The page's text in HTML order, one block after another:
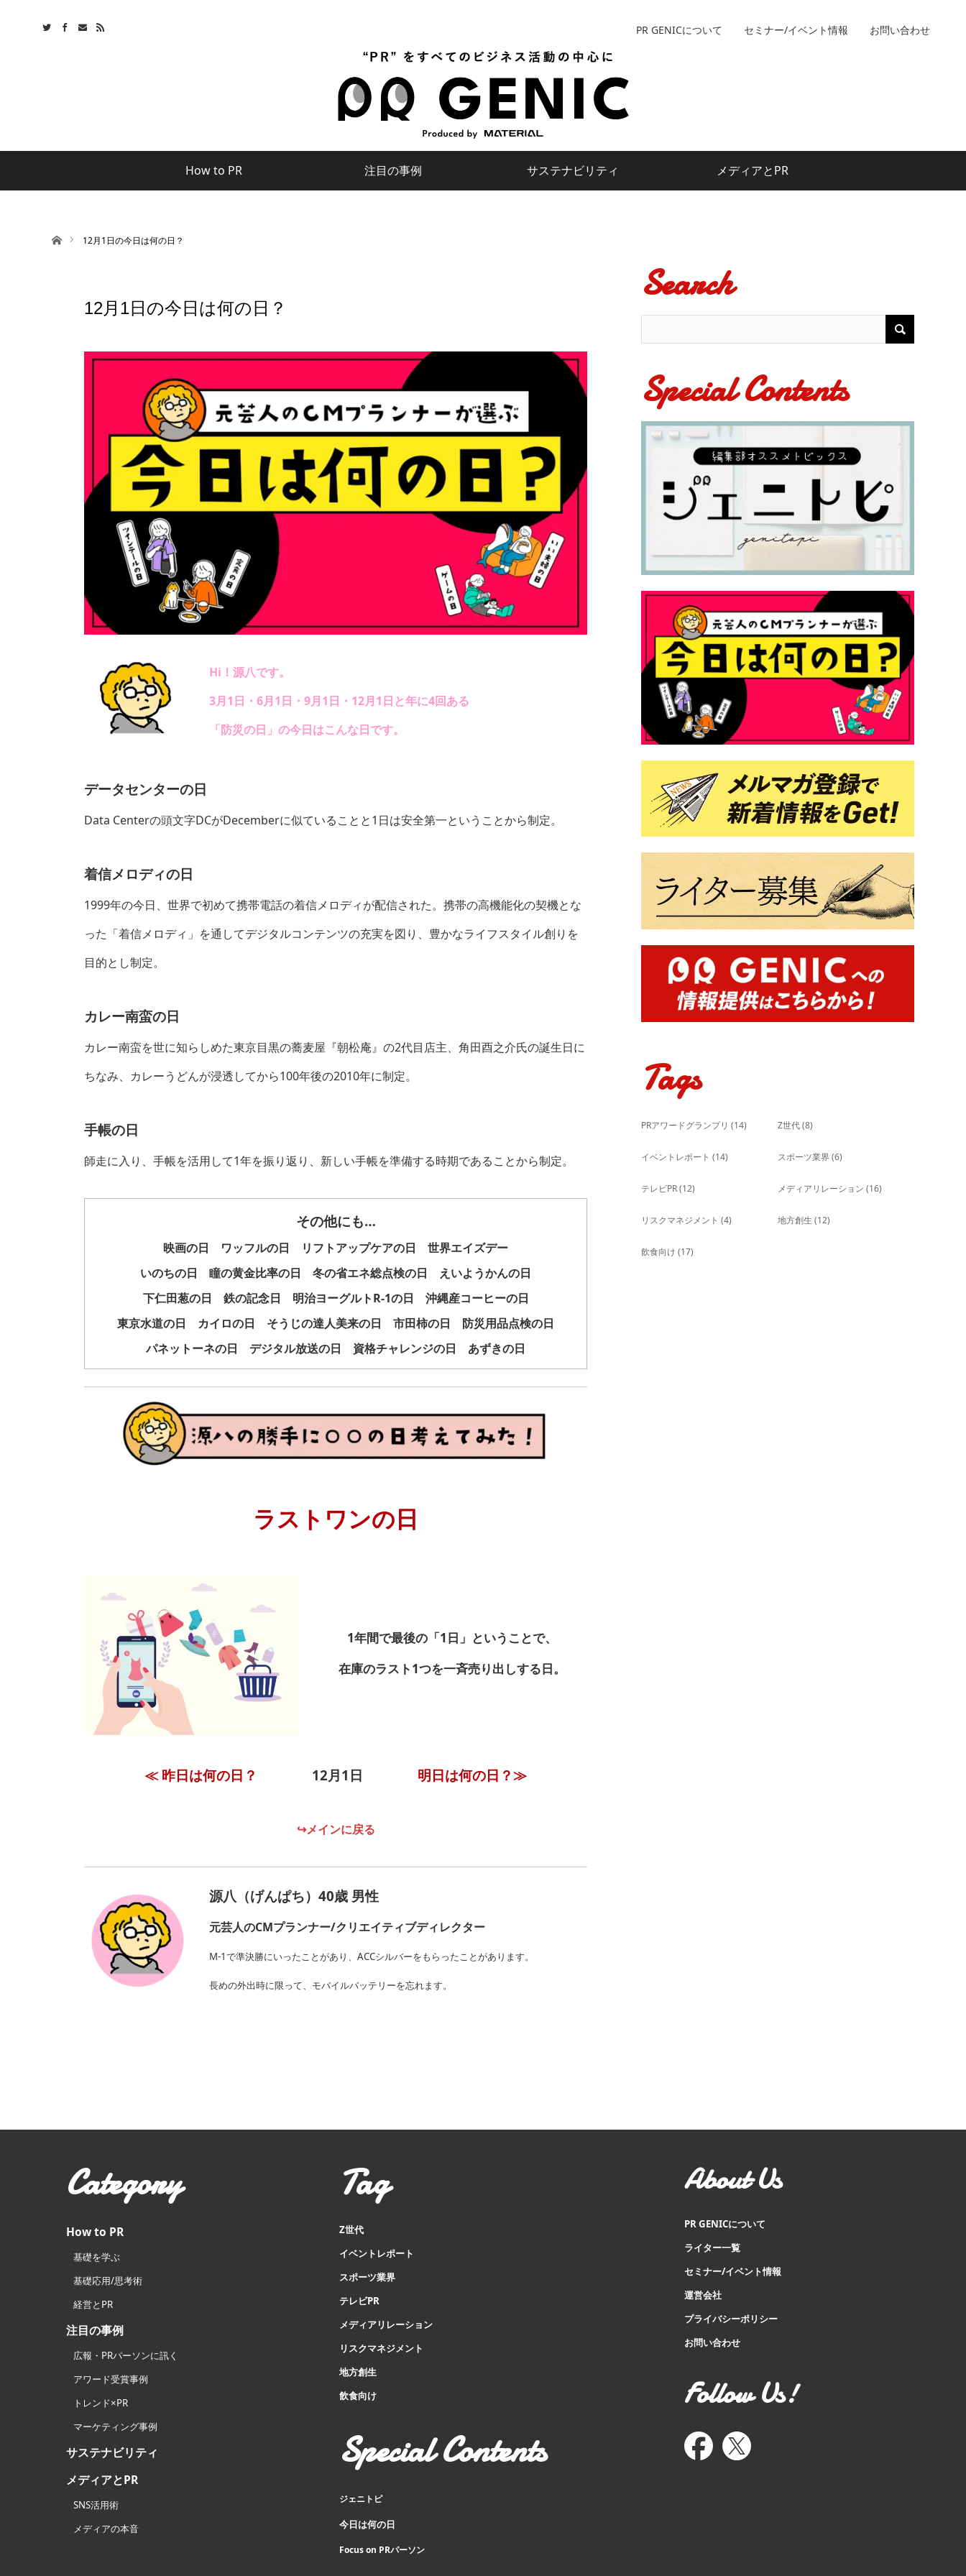
How to PR 注目の事例 サステナビリティ メディアとPR
PR GENICについて セミナー/イベント情報 お問い合わせ
ホーム12月1日の今日は何の日？
12月1日の今日は何の日？
Hi！源八です。
3月1日・6月1日・9月1日・12月1日と年に4回ある
「防災の日」の今日はこんな日です。
データセンターの日
Data Centerの頭文字DCがDecemberに似ていることと1日は安全第一ということから制定。
着信メロディの日
1999年の今日、世界で初めて携帯電話の着信メロディが配信された。携帯の高機能化の契機とな
った「着信メロディ」を通してデジタルコンテンツの充実を図り、豊かなライフスタイル創りを
目的とし制定。
カレー南蛮の日
カレー南蛮を世に知らしめた東京目黒の蕎麦屋『朝松庵』の2代目店主、角田酉之介氏の誕生日に
ちなみ、カレーうどんが浸透してから100年後の2010年に制定。
手帳の日
師走に入り、手帳を活用して1年を振り返り、新しい手帳を準備する時期であることから制定。
その他にも…
映画の日 ワッフルの日 リフトアップケアの日 世界エイズデー
いのちの日 瞳の黄金比率の日 冬の省エネ総点検の日 えいようかんの日
下仁田葱の日 鉄の記念日 明治ヨーグルトR-1の日 沖縄産コーヒーの日
東京水道の日 カイロの日 そうじの達人美来の日 市田柿の日 防災用品点検の日
パネットーネの日 デジタル放送の日 資格チャレンジの日 あずきの日
ラストワンの日
1年間で最後の「1日」ということで、
在庫のラスト1つを一斉売り出しする日。
≪ 昨日は何の日？ 12月1日 明日は何の日？≫
↪メインに戻る
源八（げんぱち）40歳 男性
元芸人のCMプランナー/クリエイティブディレクター
M-1で準決勝にいったことがあり、ACCシルバーをもらったことがあります。
長めの外出時に限って、モバイルバッテリーを忘れます。
Search
Special Contents
Tags
PRアワードグランプリ (14) Z世代(8)
イベントレポート (14) スポーツ業界 (6)
テレビPR(12) メディアリレーション (16)
リスクマネジメント (4) 地方創生 (12)
飲食向け (17)
Category
How to PR
基礎を学ぶ
基礎応用/思考術
経営とPR
注目の事例
広報・PRパーソンに訊く
アワード受賞事例
トレンド×PR
マーケティング事例
サステナビリティ
メディアとPR
SNS活用術
メディアの本音
Tag
Z世代
イベントレポート
スポーツ業界
テレビPR
メディアリレーション
リスクマネジメント
地方創生
飲食向け
Special Contents
ジェニトピ
今日は何の日
Focus on PRパーソン
About Us
PR GENICについて
ライター一覧
セミナー/イベント情報
運営会社
プライバシーポリシー
お問い合わせ
Follow Us!